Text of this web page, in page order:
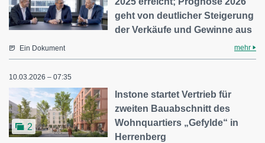
geht von deutlicher Steigerung
der Verkäufe und Gewinne aus
Ein Dokument mehr
10.03.2026 – 07:35
2
Instone startet Vertrieb für
zweiten Bauabschnitt des
Wohnquartiers „Gefylde“ in
Herrenberg